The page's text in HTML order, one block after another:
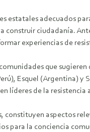
adecuados
ciudadanía.
experiencias de
que
Esquel (Argentina)
líderes de la
aspectos
para la conciencia